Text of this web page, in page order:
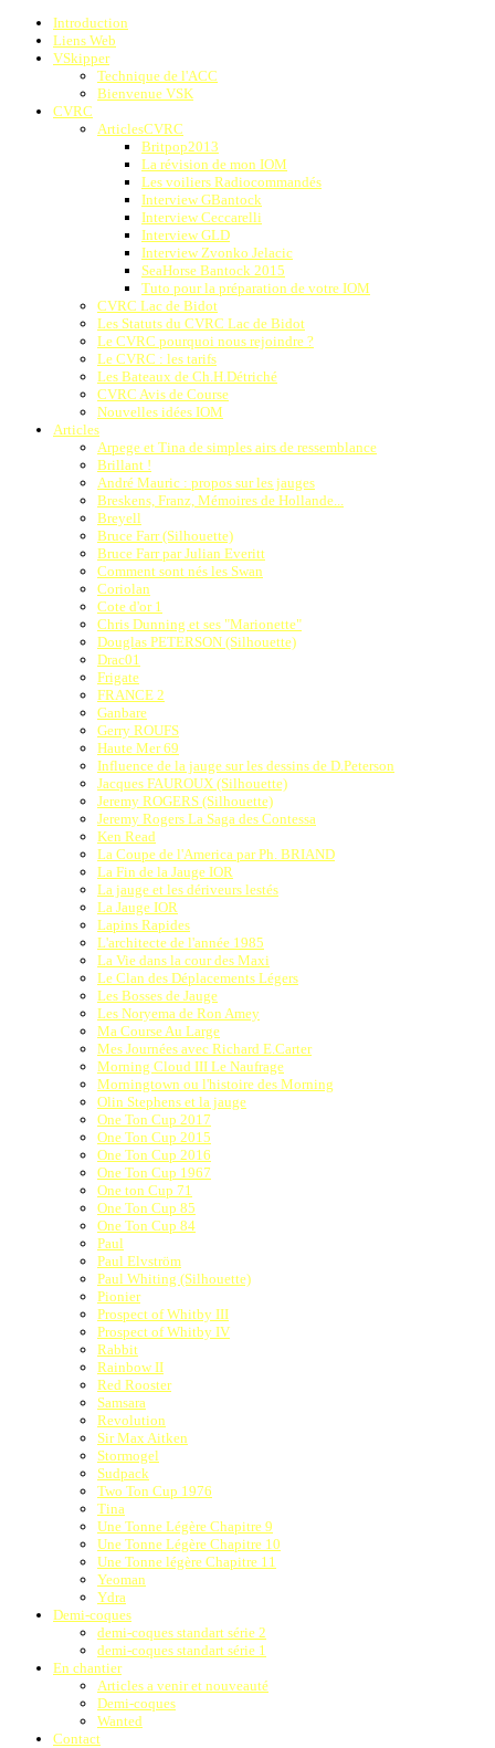
Introduction
Liens Web
VSkipper
Technique de l'ACC
Bienvenue VSK
CVRC
ArticlesCVRC
Britpop2013
La révision de mon IOM
Les voiliers Radiocommandés
Interview GBantock
Interview Ceccarelli
Interview GLD
Interview Zvonko Jelacic
SeaHorse Bantock 2015
Tuto pour la préparation de votre IOM
CVRC Lac de Bidot
Les Statuts du CVRC Lac de Bidot
Le CVRC pourquoi nous rejoindre ?
Le CVRC : les tarifs
Les Bateaux de Ch.H.Détriché
CVRC Avis de Course
Nouvelles idées IOM
Articles
Arpege et Tina de simples airs de ressemblance
Brillant !
André Mauric : propos sur les jauges
Breskens, Franz, Mémoires de Hollande...
Breyell
Bruce Farr (Silhouette)
Bruce Farr par Julian Everitt
Comment sont nés les Swan
Coriolan
Cote d'or 1
Chris Dunning et ses "Marionette"
Douglas PETERSON (Silhouette)
Drac01
Frigate
FRANCE 2
Ganbare
Gerry ROUFS
Haute Mer 69
Influence de la jauge sur les dessins de D.Peterson
Jacques FAUROUX (Silhouette)
Jeremy ROGERS (Silhouette)
Jeremy Rogers La Saga des Contessa
Ken Read
La Coupe de l'America par Ph. BRIAND
La Fin de la Jauge IOR
La jauge et les dériveurs lestés
La Jauge IOR
Lapins Rapides
L'architecte de l'année 1985
La Vie dans la cour des Maxi
Le Clan des Déplacements Légers
Les Bosses de Jauge
Les Noryema de Ron Amey
Ma Course Au Large
Mes Journées avec Richard E.Carter
Morning Cloud III Le Naufrage
Morningtown ou l'histoire des Morning
Olin Stephens et la jauge
One Ton Cup 2017
One Ton Cup 2015
One Ton Cup 2016
One Ton Cup 1967
One ton Cup 71
One Ton Cup 85
One Ton Cup 84
Paul
Paul Elvström
Paul Whiting (Silhouette)
Pionier
Prospect of Whitby III
Prospect of Whitby IV
Rabbit
Rainbow II
Red Rooster
Samsara
Revolution
Sir Max Aitken
Stormogel
Sudpack
Two Ton Cup 1976
Tina
Une Tonne Légère Chapitre 9
Une Tonne Légère Chapitre 10
Une Tonne légère Chapitre 11
Yeoman
Ydra
Demi-coques
demi-coques standart série 2
demi-coques standart série 1
En chantier
Articles a venir et nouveauté
Demi-coques
Wanted
Contact